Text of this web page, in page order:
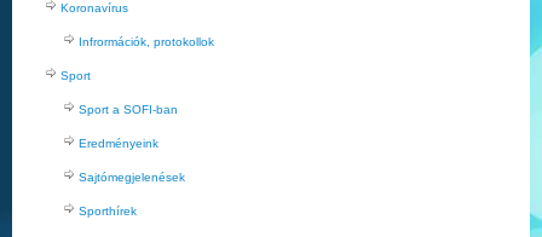
Koronavírus
Infrormációk, protokollok
Sport
Sport a SOFI-ban
Eredményeink
Sajtómegjelenések
Sporthírek